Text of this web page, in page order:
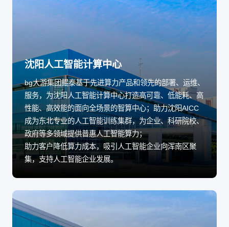
沈阳人工智能计算中心
bg大游集团鲲泰基于先进算力产品和领先的部署、运维、
服务，为沈阳人工智能计算中心打造高可靠、低能耗、高
性能、高效能的面向全场景的智算中心；助力沈阳AICC
成为东北专业的人工智能训练集群，为企业、科研院校、
政府等多领域提供普惠人工智能算力；
助力客户降低算力成本，吸引人工智能企业向浑南区聚
集，支持人工智能企业发展。